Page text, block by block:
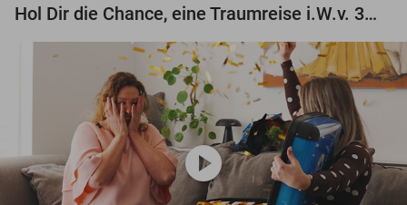
Hol Dir die Chance, eine Traumreise i.W.v. 3.000 € zu gewinnen!
play_circle